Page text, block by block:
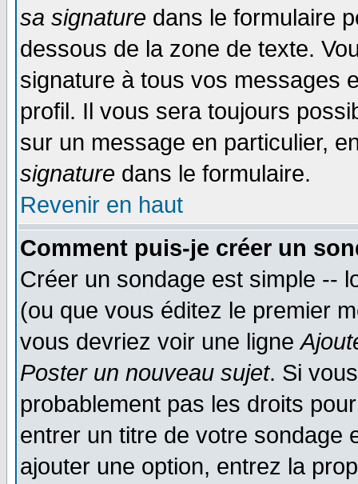
sa signature dans le formulaire
dessous de la zone de texte.
signature à tous vos messages
profil. Il vous sera toujours
sur un message en particulier,
signature dans le formulaire.
Revenir en haut
Comment puis-je créer un
Créer un sondage est simple --
(ou que vous éditez le premier
vous devriez voir une ligne
Poster un nouveau sujet. Si
probablement pas les droits
entrer un titre de votre sondage
ajouter une option, entrez la